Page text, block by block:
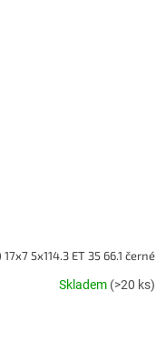
5x114.3 ET 35 66.1 černé
Skladem (>20 ks)